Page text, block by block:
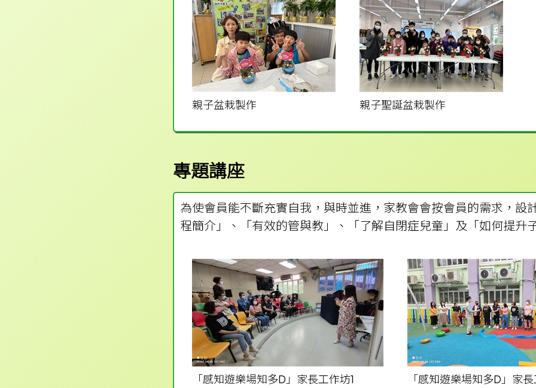
親子盆栽製作 親子聖誕盆栽製作
專題講座
為使會員能不斷充實自我，與時並進，家教會會按會員的需求，設
程簡介」、「有效的管與教」、「了解自閉症兒童」及「如何提升
「感知遊樂場知多D」家長工作坊1 「感知遊樂場知多D」家